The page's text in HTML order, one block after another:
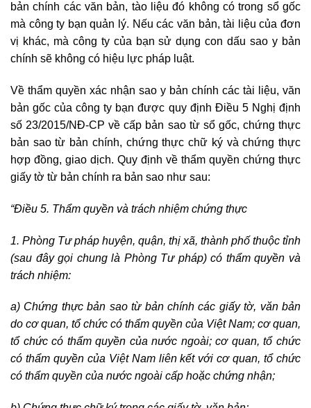
bản chính các văn bản, tào liệu đó không có trong sổ gốc
mà công ty bạn quản lý. Nếu các văn bản, tài liệu của đơn
vị khác, mà công ty của bạn sử dụng con dấu sao y bản
chính sẽ không có hiệu lực pháp luật.
Về thẩm quyền xác nhận sao y bản chính các tài liệu, văn
bản gốc của công ty bạn được quy định Điều 5 Nghị định
số 23/2015/NĐ-CP về cấp bản sao từ sổ gốc, chứng thực
bản sao từ bản chính, chứng thực chữ ký và chứng thực
hợp đồng, giao dịch. Quy định về thẩm quyền chứng thực
giấy tờ từ bản chính ra bản sao như sau:
“Điều 5. Thẩm quyền và trách nhiệm chứng thực
1. Phòng Tư pháp huyện, quận, thị xã, thành phố thuộc tỉnh
(sau đây gọi chung là Phòng Tư pháp) có thẩm quyền và
trách nhiệm:
a) Chứng thực bản sao từ bản chính các giấy tờ, văn bản
do cơ quan, tổ chức có thẩm quyền của Việt Nam; cơ quan,
tổ chức có thẩm quyền của nước ngoài; cơ quan, tổ chức
có thẩm quyền của Việt Nam liên kết với cơ quan, tổ chức
có thẩm quyền của nước ngoài cấp hoặc chứng nhận;